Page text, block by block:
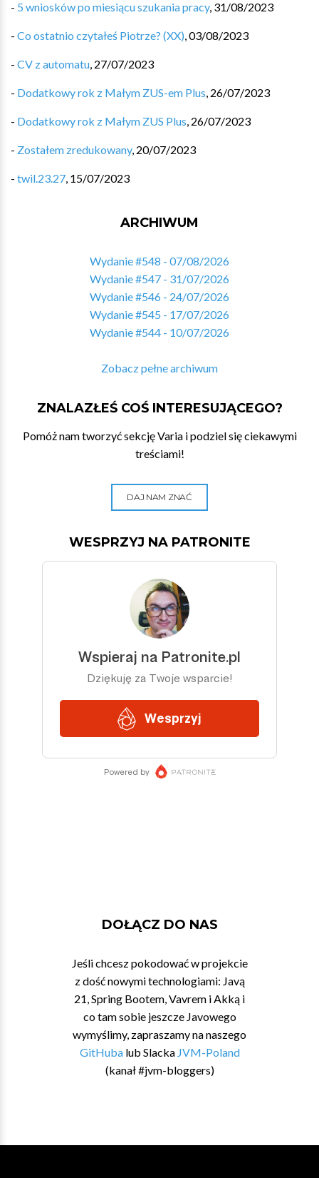
- 5 wniosków po miesiącu szukania pracy, 31/08/2023
- Co ostatnio czytałeś Piotrze? (XX),03/08/2023
- CV z automatu, 27/07/2023
- Dodatkowy rok z Małym ZUS-em Plus, 26/07/2023
- Dodatkowy rok z Małym ZUS Plus, 26/07/2023
- Zostałem zredukowany, 20/07/2023
- twil.23.27, 15/07/2023
ARCHIWUM
Wydanie #548 - 07/08/2026
Wydanie #547 - 31/07/2026
Wydanie #546 - 24/07/2026
Wydanie #545 - 17/07/2026
Wydanie #544 - 10/07/2026
Zobacz pełne archiwum
ZNALAZŁEŚ COŚ INTERESUJĄCEGO?
Pomóż nam tworzyć sekcję Varia i podziel się ciekawymi
treściami!
DAJ NAM ZNAĆ
WESPRZYJ NA PATRONITE
DOŁĄCZ DO NAS
Jeśli chcesz pokodować w projekcie
z dość nowymi technologiami: Javą
21, Spring Bootem, Vavrem i Akką i
co tam sobie jeszcze Javowego
wymyślimy, zapraszamy na naszego
GitHubalub Slacka JVM-Poland
(kanał #jvm-bloggers)